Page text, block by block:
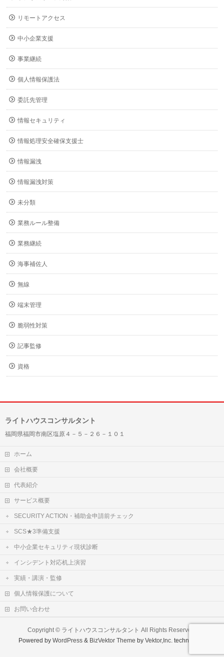
リモートアクセス
中小企業支援
事業継続
個人情報保護法
委託先管理
情報セキュリティ
情報処理安全確保支援士
情報漏洩
情報漏洩対策
未分類
業務ルール整備
業務継続
海事補佐人
無線
端末管理
脆弱性対策
記事監修
資格
ライトハウスコンサルタント
福岡県福岡市南区塩原４－５－２６－１０１
ホーム
会社概要
代表紹介
サービス概要
SECURITY ACTION・補助金申請前チェック
SCS★3準備支援
中小企業セキュリティ現状診断
インシデント対応机上演習
実績・講演・監修
個人情報保護について
お問い合わせ
Copyright © ライトハウスコンサルタント All Rights Reserved.
Powered byWordPress & BizVektor Theme byVektor,Inc. technology.